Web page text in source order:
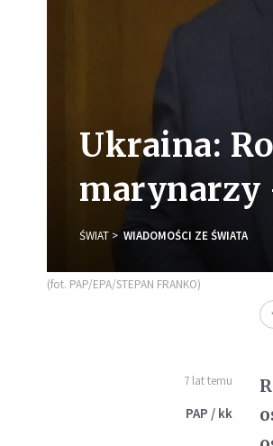
Ukraina:
marynarzy
ŚWIAT WIADOMOŚCI ZE ŚWIATA
(fot. PAP/EPA/STEPAN FRANKO)
7 lat temu
PAP / kk